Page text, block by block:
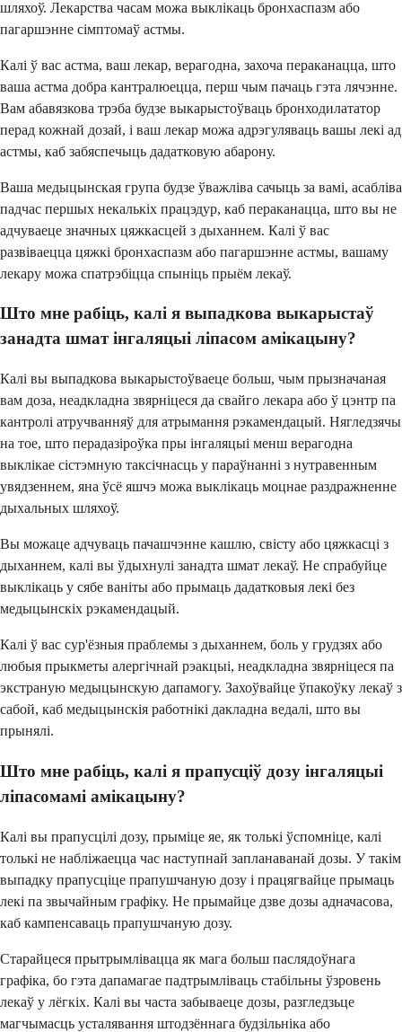
шляхоў. Лекарства часам можа выклікаць бронхаспазм або
пагаршэнне сімптомаў астмы.
Калі ў вас астма, ваш лекар, верагодна, захоча пераканацца, што
ваша астма добра кантралюецца, перш чым пачаць гэта лячэнне.
Вам абавязкова трэба будзе выкарыстоўваць бронходилататор
перад кожнай дозай, і ваш лекар можа адрэгуляваць вашы лекі ад
астмы, каб забяспечыць дадатковую абарону.
Ваша медыцынская група будзе ўважліва сачыць за вамі, асабліва
падчас першых некалькіх працэдур, каб пераканацца, што вы не
адчуваеце значных цяжкасцей з дыханнем. Калі ў вас
развіваецца цяжкі бронхаспазм або пагаршэнне астмы, вашаму
лекару можа спатрэбіцца спыніць прыём лекаў.
Што мне рабіць, калі я выпадкова выкарыстаў
занадта шмат інгаляцыі ліпасом амікацыну?
Калі вы выпадкова выкарыстоўваеце больш, чым прызначаная
вам доза, неадкладна звярніцеся да свайго лекара або ў цэнтр па
кантролі атручванняў для атрымання рэкамендацый. Нягледзячы
на тое, што перадазіроўка пры інгаляцыі менш верагодна
выклікае сістэмную таксічнасць у параўнанні з нутравенным
увядзеннем, яна ўсё яшчэ можа выклікаць моцнае раздражненне
дыхальных шляхоў.
Вы можаце адчуваць пачашчэнне кашлю, свісту або цяжкасці з
дыханнем, калі вы ўдыхнулі занадта шмат лекаў. Не спрабуйце
выклікаць у сябе ваніты або прымаць дадатковыя лекі без
медыцынскіх рэкамендацый.
Калі ў вас сур'ёзныя праблемы з дыханнем, боль у грудзях або
любыя прыкметы алергічнай рэакцыі, неадкладна звярніцеся па
экстраную медыцынскую дапамогу. Захоўвайце ўпакоўку лекаў з
сабой, каб медыцынскія работнікі дакладна ведалі, што вы
прынялі.
Што мне рабіць, калі я прапусціў дозу інгаляцыі
ліпасомамі амікацыну?
Калі вы прапусцілі дозу, прыміце яе, як толькі ўспомніце, калі
толькі не набліжаецца час наступнай запланаванай дозы. У такім
выпадку прапусціце прапушчаную дозу і працягвайце прымаць
лекі па звычайным графіку. Не прымайце дзве дозы адначасова,
каб кампенсаваць прапушчаную дозу.
Старайцеся прытрымлівацца як мага больш паслядоўнага
графіка, бо гэта дапамагае падтрымліваць стабільны ўзровень
лекаў у лёгкіх. Калі вы часта забываеце дозы, разгледзьце
магчымасць усталявання штодзённага будзільніка або